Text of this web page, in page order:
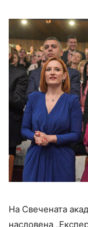
На Свечената
насловена